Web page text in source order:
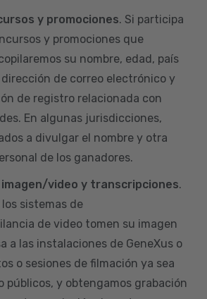
y promociones. Si participa
y promociones que
su nombre, edad, país
de correo electrónico y
de registro relacionada con
En algunas jurisdicciones,
a divulgar el nombre y otra
de los ganadores.
imagen/video y transcripciones.
sistemas de
de video tomen su imagen
a las instalaciones de GeneXus o
o sesiones de filmación ya sea
públicos, y obtengamos grabación